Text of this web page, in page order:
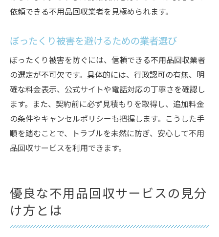
依頼できる不用品回収業者を見極められます。
ぼったくり被害を避けるための業者選び
ぼったくり被害を防ぐには、信頼できる不用品回収業者
の選定が不可欠です。具体的には、行政認可の有無、明
確な料金表示、公式サイトや電話対応の丁寧さを確認し
ます。また、契約前に必ず見積もりを取得し、追加料金
の条件やキャンセルポリシーも把握します。こうした手
順を踏むことで、トラブルを未然に防ぎ、安心して不用
品回収サービスを利用できます。
優良な不用品回収サービスの見分
け方とは